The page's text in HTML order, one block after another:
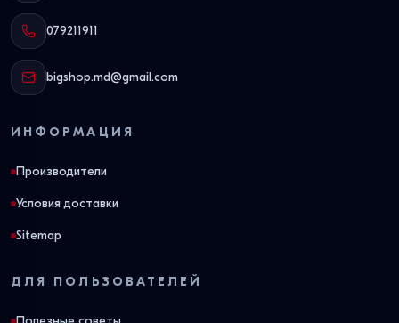
079211911
bigshop.md@gmail.com
ИНФОРМАЦИЯ
Производители
Условия доставки
Sitemap
ДЛЯ ПОЛЬЗОВАТЕЛЕЙ